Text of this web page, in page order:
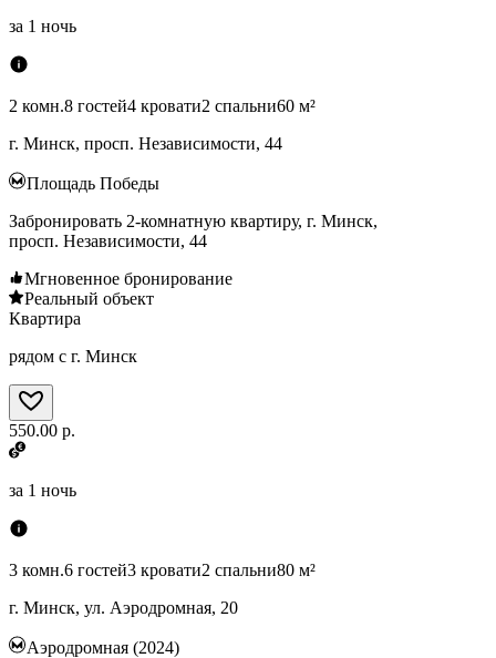
за 1 ночь
2 комн.8 гостей4 кровати2 спальни60 м²
г. Минск, просп. Независимости, 44
Площадь Победы
Забронировать 2-комнатную квартиру, г. Минск,
просп. Независимости, 44
Мгновенное бронирование
Реальный объект
Квартира
рядом с г. Минск
550.00 р.
за 1 ночь
3 комн.6 гостей3 кровати2 спальни80 м²
г. Минск, ул. Аэродромная, 20
Аэродромная (2024)